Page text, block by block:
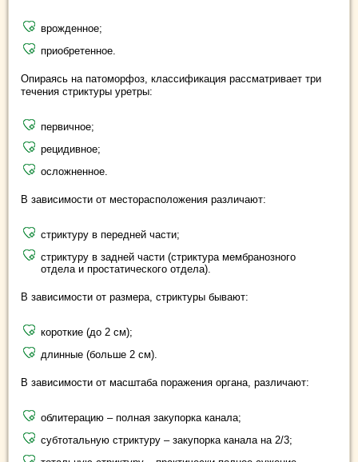
врожденное;
приобретенное.
Опираясь на патоморфоз, классификация рассматривает три
течения стриктуры уретры:
первичное;
рецидивное;
осложненное.
В зависимости от месторасположения различают:
стриктуру в передней части;
стриктуру в задней части (стриктура мембранозного
отдела и простатического отдела).
В зависимости от размера, стриктуры бывают:
короткие (до 2 см);
длинные (больше 2 см).
В зависимости от масштаба поражения органа, различают:
облитерацию – полная закупорка канала;
субтотальную стриктуру – закупорка канала на 2/3;